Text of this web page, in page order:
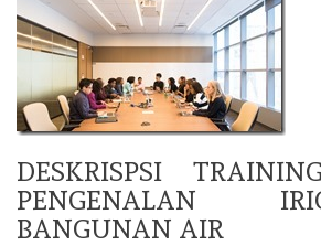
DESKRISPSI
PENGENALAN
BANGUNAN AIR